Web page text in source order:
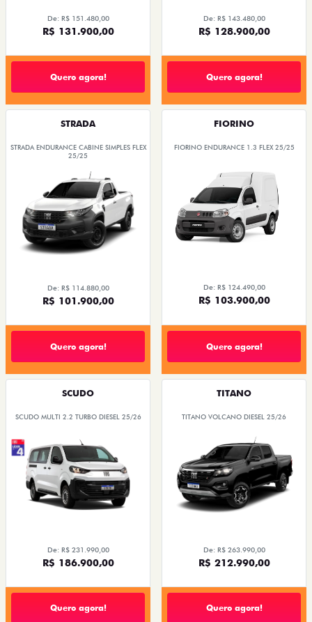
De: R$ 151.480,00
R$ 131.900,00
Quero agora!
De: R$ 143.480,00
R$ 128.900,00
Quero agora!
STRADA
STRADA ENDURANCE CABINE SIMPLES FLEX
25/25
De: R$ 114.880,00
R$ 101.900,00
Quero agora!
FIORINO
FIORINO ENDURANCE 1.3 FLEX 25/25
De: R$ 124.490,00
R$ 103.900,00
Quero agora!
SCUDO
SCUDO MULTI 2.2 TURBO DIESEL 25/26
De: R$ 231.990,00
R$ 186.900,00
Quero agora!
TITANO
TITANO VOLCANO DIESEL 25/26
De: R$ 263.990,00
R$ 212.990,00
Quero agora!